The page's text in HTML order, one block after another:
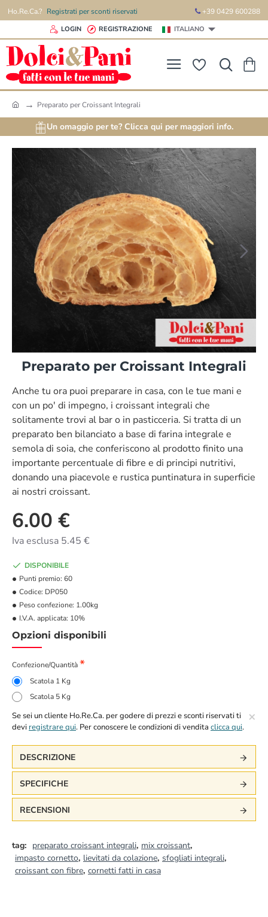
Ho.Re.Ca.? Registrati per sconti riservati +39 0429 600288
LOGIN REGISTRAZIONE ITALIANO
m
Preparato per Croissant Integrali
Un omaggio per te? Clicca qui per maggiori info.
Preparato per Croissant Integrali
Anche tu ora puoi preparare in casa, con le tue mani e
con un po' di impegno, i croissant integrali che
solitamente trovi al bar o in pasticceria. Si tratta di un
preparato ben bilanciato a base di farina integrale e
semola di soia, che conferiscono al prodotto finito una
importante percentuale di fibre e di principi nutritivi,
donando una piacevole e rustica puntinatura in superficie
ai nostri croissant.
6.00 €
Iva esclusa 5.45 €
DISPONIBILE
Punti premio: 60
Codice: DP050
Peso confezione: 1.00kg
I.V.A. applicata: 10%
Opzioni disponibili
Confezione/Quantità
Scatola 1 Kg
Scatola 5 Kg
×
Se sei un cliente Ho.Re.Ca. per godere di prezzi e sconti riservati ti
devi registrare qui. Per conoscere le condizioni di vendita clicca qui.
DESCRIZIONE
SPECIFICHE
RECENSIONI
tag: preparato croissant integrali, mix croissant,
impasto cornetto, lievitati da colazione, sfogliati integrali,
croissant con fibre, cornetti fatti in casa